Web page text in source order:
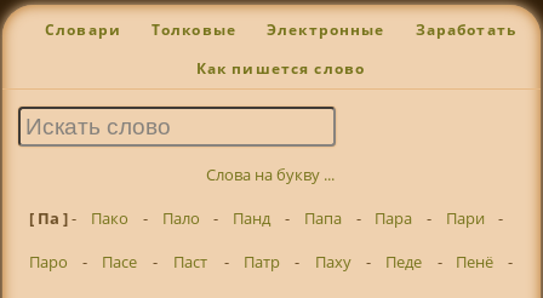
Словари Толковые Электронные Заработать
Как пишется слово
Слова на букву ...
[ Па ]- Пако - Пало - Панд - Папа - Пара - Пари
-
Паро
- Пасе - Паст - Патр - Паху - Педе - Пенё
-